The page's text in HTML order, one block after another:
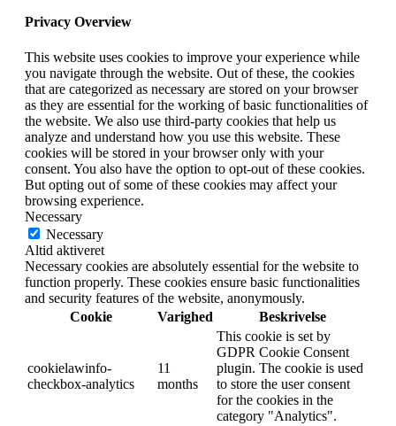
Privacy Overview
This website uses cookies to improve your experience while
you navigate through the website. Out of these, the cookies
that are categorized as necessary are stored on your browser
as they are essential for the working of basic functionalities of
the website. We also use third-party cookies that help us
analyze and understand how you use this website. These
cookies will be stored in your browser only with your
consent. You also have the option to opt-out of these cookies.
But opting out of some of these cookies may affect your
browsing experience.
Necessary
Necessary
Altid aktiveret
Necessary cookies are absolutely essential for the website to
function properly. These cookies ensure basic functionalities
and security features of the website, anonymously.
Cookie
Varighed Beskrivelse
cookielawinfo-
checkbox-analytics
11
months
This cookie is set by
GDPR Cookie Consent
plugin. The cookie is used
to store the user consent
for the cookies in the
category "Analytics".